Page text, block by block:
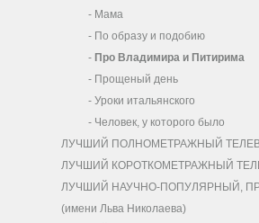
- Мама
- По образу и подобию
- Про Владимира и Питирима
- Прощеный день
- Уроки итальянского
- Человек, у которого было
ЛУЧШИЙ ПОЛНОМЕТРАЖНЫЙ
ЛУЧШИЙ КОРОТКОМЕТРАЖНЫЙ
ЛУЧШИЙ НАУЧНО-ПОПУЛЯРНЫЙ,
(имени Льва Николаева)